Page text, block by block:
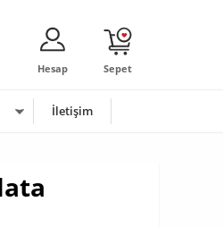
Sepet
Hesap
İletişim